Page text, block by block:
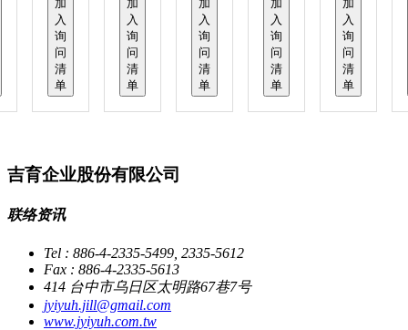
加
入
询
问
清
单
加
入
询
问
清
单
加
入
询
问
清
单
加
入
询
问
清
单
加
入
询
问
清
单
吉育企业股份有限公司
联络资讯
Tel : 886-4-2335-5499, 2335-5612
Fax : 886-4-2335-5613
414 台中市乌日区太明路67巷7号
jyiyuh.jill@gmail.com
www.jyiyuh.com.tw